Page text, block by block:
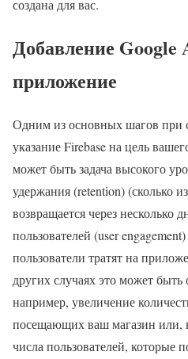
создана для вас.
Добавление Google
приложение
Одним из основных шагов при
указание Firebase на цель
может быть задача высокого
удержания (retention) (сколько
возвращается через несколько
пользователей (user
пользователи тратят на
других случаях это может быть
например, увеличение
посещающих ваш магазин или,
числа пользователей, которые